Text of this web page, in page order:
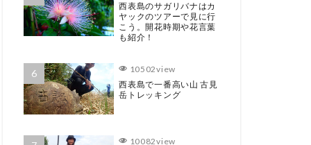
西表島のサガリバナはカ
ヤックのツアーで見に行
こう。開花時期や花言葉
も紹介！
10502view
西表島で一番高い山 古見
岳トレッキング
10082view